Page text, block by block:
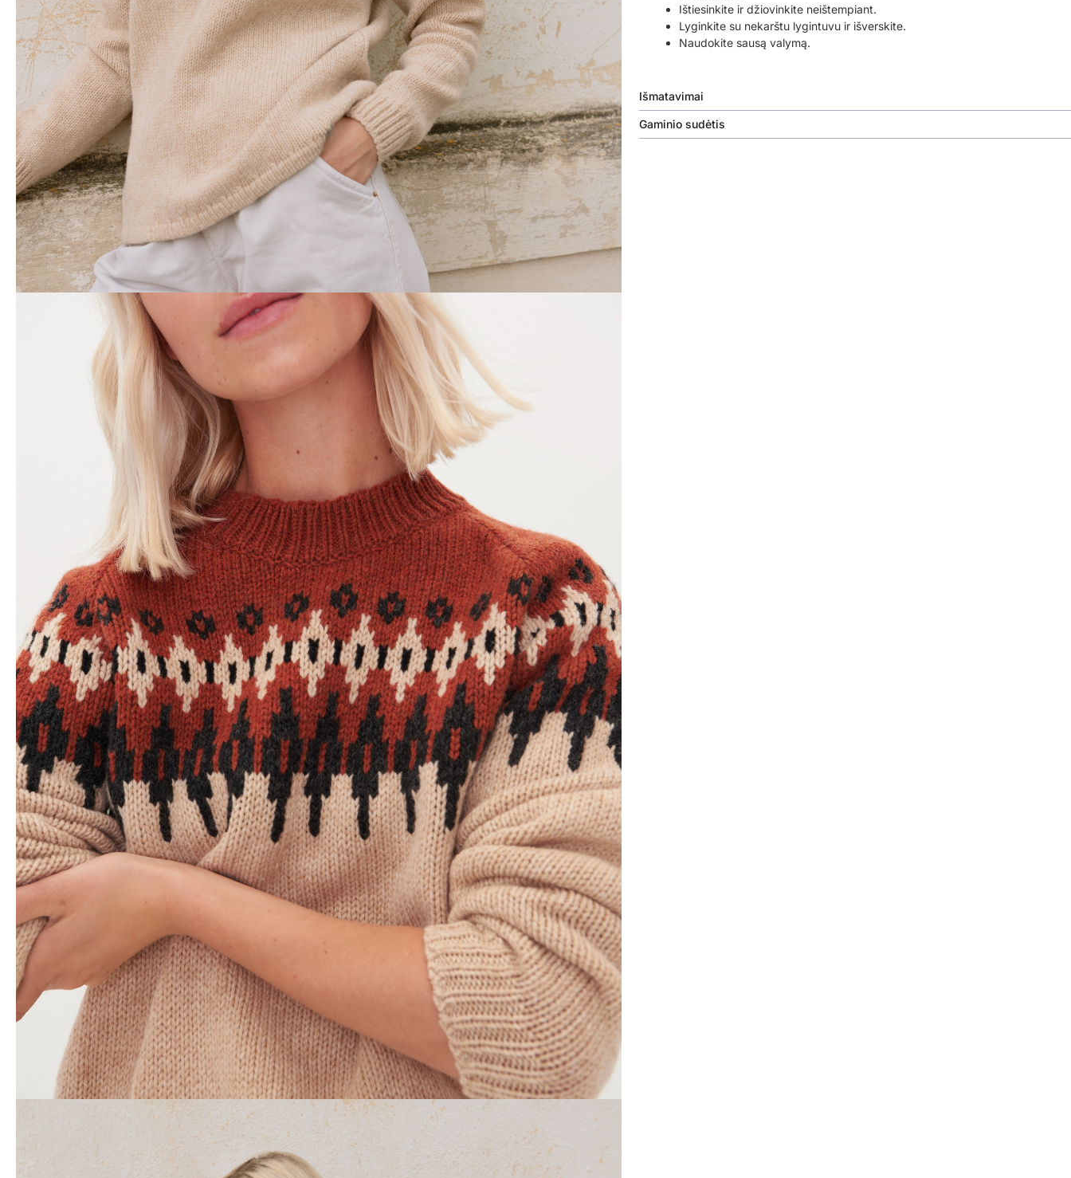
Ištiesinkite ir džiovinkite neištempiant.
Lyginkite su nekarštu lygintuvu ir išverskite.
Naudokite sausą valymą.
Išmatavimai
Gaminio sudėtis